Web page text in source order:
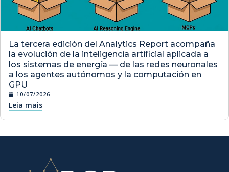
La tercera edición del Analytics Report acompaña
la evolución de la inteligencia artificial aplicada a
los sistemas de energía — de las redes neuronales
a los agentes autónomos y la computación en
GPU
10/07/2026
Leia mais